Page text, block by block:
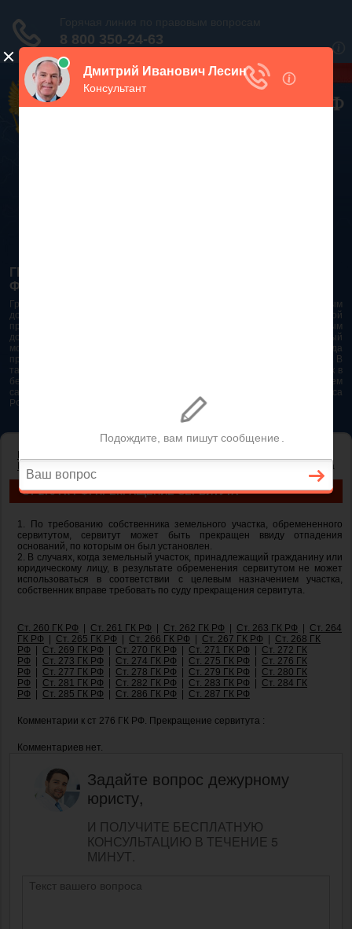
ГРАЖДАНСКИЙ КОДЕКС РОССИЙСКОЙ
ФЕДЕРАЦИИ 2026 - 2025
Гражданский Кодекс Российской Федерации является основным
документом правового поля в Российской Федерации. И именно по этой
причине в него часто вносят изменения. При работе с таким важным
документом необходимо убедиться в его актуальности на данный
момент. Разобраться во всех тонкостях и нюансах не всегда
представляется возможным. Особенно если это нужно сделать быстро. В
таком случае самым простым и эффективным решением будет звонок в
бесплатную юридическую консультацию. Телефон указан на нашем
сайте. На сайте опубликована последняя редакция Гражданского кодекса
РФ 2026 - 2025
— ст 276 ГК РФ. Прекращение сервитута
СТ 276 ГК РФ. ПРЕКРАЩЕНИЕ СЕРВИТУТА
1. По требованию собственника земельного участка, обремененного
сервитутом, сервитут может быть прекращен ввиду отпадения
оснований, по которым он был установлен.
2. В случаях, когда земельный участок, принадлежащий гражданину или
юридическому лицу, в результате обременения сервитутом не может
использоваться в соответствии с целевым назначением участка,
собственник вправе требовать по суду прекращения сервитута.
Ст. 260 ГК РФ Ст. 261 ГК РФ Ст. 262 ГК РФ Ст. 263 ГК РФ
Ст. 264
ГК РФ
Ст. 265 ГК РФ Ст. 266 ГК РФ Ст. 267 ГК РФ
Ст. 268 ГК
РФ
Ст. 269 ГК РФ Ст. 270 ГК РФ Ст. 271 ГК РФ
Ст. 272 ГК
РФ
Ст. 273 ГК РФ Ст. 274 ГК РФ Ст. 275 ГК РФ
Ст. 276 ГК
РФ
Ст. 277 ГК РФ Ст. 278 ГК РФ Ст. 279 ГК РФ
Ст. 280 ГК
РФ
Ст. 281 ГК РФ Ст. 282 ГК РФ Ст. 283 ГК РФ
Ст. 284 ГК
РФ
Ст. 285 ГК РФ Ст. 286 ГК РФ Ст. 287 ГК РФ
Комментарии к ст 276 ГК РФ. Прекращение сервитута :
Комментариев нет.
Задайте вопрос дежурному
юристу,
И ПОЛУЧИТЕ БЕСПЛАТНУЮ
КОНСУЛЬТАЦИЮ В ТЕЧЕНИЕ 5
МИНУТ.